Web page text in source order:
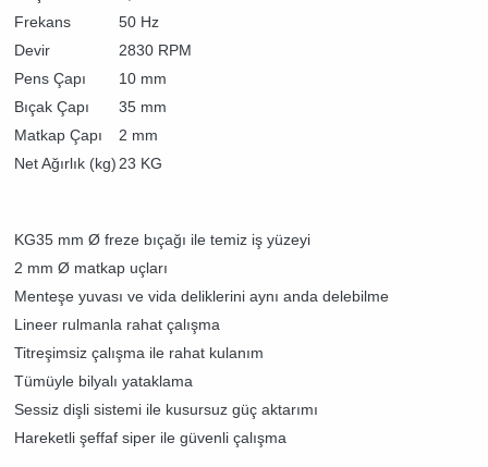
Frekans
50 Hz
Devir
2830 RPM
Pens Çapı
10 mm
Bıçak Çapı
35 mm
Matkap Çapı
2 mm
Net Ağırlık (kg) 23 KG
KG35 mm Ø freze bıçağı ile temiz iş yüzeyi
2 mm Ø matkap uçları
Menteşe yuvası ve vida deliklerini aynı anda delebilme
Lineer rulmanla rahat çalışma
Titreşimsiz çalışma ile rahat kulanım
Tümüyle bilyalı yataklama
Sessiz dişli sistemi ile kusursuz güç aktarımı
Hareketli şeffaf siper ile güvenli çalışma